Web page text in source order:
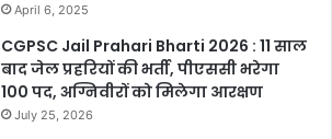
April 6, 2025
CGPSC Jail Prahari Bharti 2026 : 11 साल
बाद जेल प्रहरियों की भर्ती, पीएससी भरेगा
100 पद, अग्निवीरों को मिलेगा आरक्षण
July 25, 2026